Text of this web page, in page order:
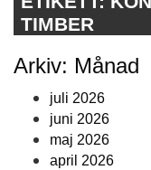
TIMBER
Arkiv: Månad
juli 2026
juni 2026
maj 2026
april 2026